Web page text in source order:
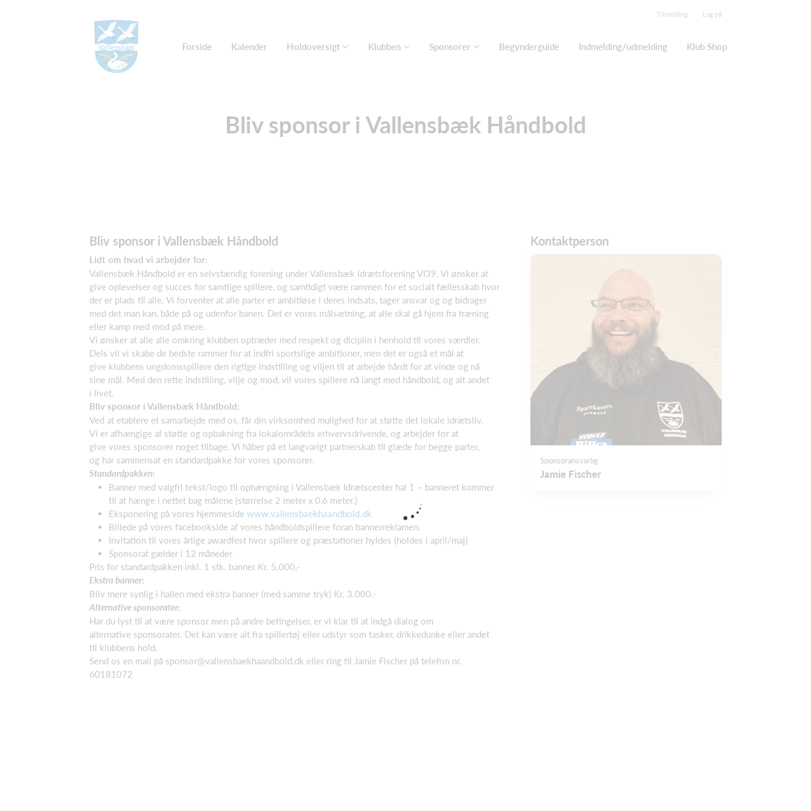
Tilmelding Log på
Forside Kalender Holdoversigt Klubben Sponsorer Begynderguide Indmelding/udmelding Klub Shop
Bliv sponsor i Vallensbæk Håndbold
Bliv sponsor i Vallensbæk Håndbold
Lidt om hvad vi arbejder for:
Vallensbæk Håndbold er en selvstændig forening under Vallensbæk Idrætsforening VI39. Vi ønsker at
give oplevelser og succes for samtlige spillere, og samtidigt være rammen for et socialt fællesskab hvor
der er plads til alle. Vi forventer at alle parter er ambitiøse i deres indsats, tager ansvar og og bidrager
med det man kan, både på og udenfor banen. Det er vores målsætning, at alle skal gå hjem fra træning
eller kamp med mod på mere.
Vi ønsker at alle alle omkring klubben optræder med respekt og diciplin i henhold til vores værdier.
Dels vil vi skabe de bedste rammer for at indfri sportslige ambitioner, men det er også et mål at
give klubbens ungdomsspillere den rigtige indstilling og viljen til at arbejde hårdt for at vinde og nå
sine mål. Med den rette indstilling, vilje og mod, vil vores spillere nå langt med håndbold, og alt andet
i livet.
Bliv sponsor i Vallensbæk Håndbold:
Ved at etablere et samarbejde med os, får din virksomhed mulighed for at støtte det lokale idrætsliv.
Vi er afhængige af støtte og opbakning fra lokalområdets erhvervsdrivende, og arbejder for at
give vores sponsorer noget tilbage. Vi håber på et langvarigt partnerskab til glæde for begge parter,
og har sammensat en standardpakke for vores sponsorer.
Standardpakken:
Banner med valgfri tekst/logo til ophængning i Vallensbæk Idrætscenter hal 1 – banneret kommer
til at hænge i nettet bag målene (størrelse 2 meter x 0,6 meter.)
Eksponering på vores hjemmeside www.vallensbaekhaandbold.dk
Billede på vores facebookside af vores håndboldspillere foran bannerreklamen.
Invitation til vores årlige awardfest hvor spillere og præstationer hyldes (holdes i april/maj)
Sponsorat gælder i 12 måneder
Pris for standardpakken inkl. 1 stk. banner Kr. 5.000,-
Ekstra banner:
Bliv mere synlig i hallen med ekstra banner (med samme tryk) Kr. 3.000,-
Alternative sponsorater:
Har du lyst til at være sponsor men på andre betingelser, er vi klar til at indgå dialog om
alternative sponsorater. Det kan være alt fra spillertøj eller udstyr som tasker, drikkedunke eller andet
til klubbens hold.
Send os en mail på sponsor@vallensbaekhaandbold.dk eller ring til Jamie Fischer på telefon nr.
60181072
Kontaktperson
Sponsoransvarlig
Jamie Fischer